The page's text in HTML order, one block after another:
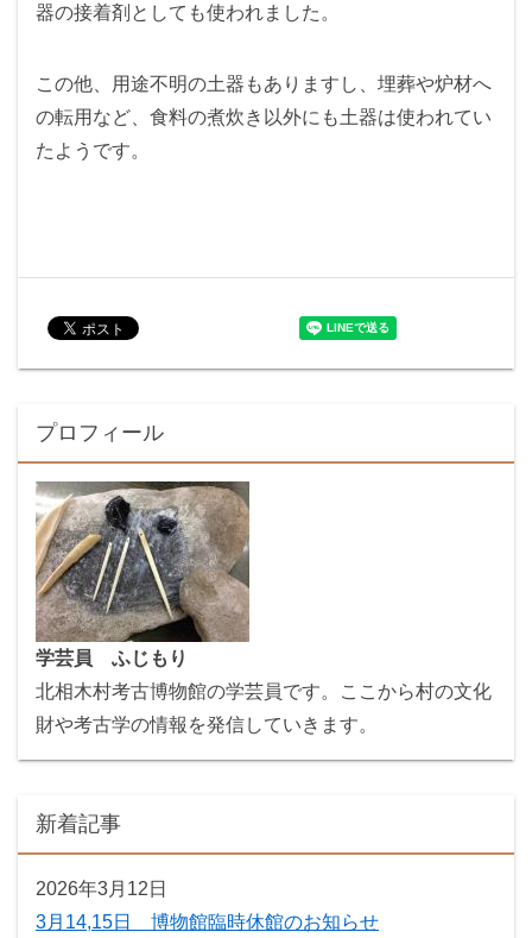
器の接着剤としても使われました。
この他、用途不明の土器もありますし、埋葬や炉材へ
の転用など、食料の煮炊き以外にも土器は使われてい
たようです。
プロフィール
学芸員 ふじもり
北相木村考古博物館の学芸員です。ここから村の文化
財や考古学の情報を発信していきます。
新着記事
2026年3月12日
3月14,15日 博物館臨時休館のお知らせ